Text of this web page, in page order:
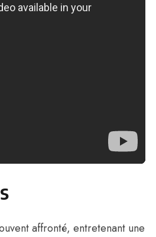
affronté, entretenant une